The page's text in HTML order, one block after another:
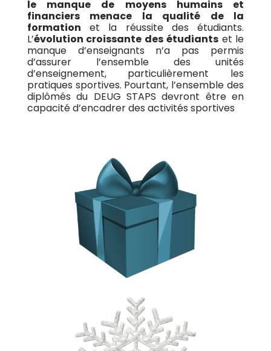
le manque de moyens humains et
financiers menace la qualité de la
formation et la réussite des étudiants.
L’évolution croissante des étudiantset le
manque d’enseignants n’a pas permis
d’assurer l’ensemble des unités
d’enseignement, particulièrement les
pratiques sportives. Pourtant, l’ensemble des
diplômés du DEUG STAPS devront être en
capacité d’encadrer des activités sportives